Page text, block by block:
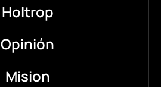
Holtrop
Opinión
Mision